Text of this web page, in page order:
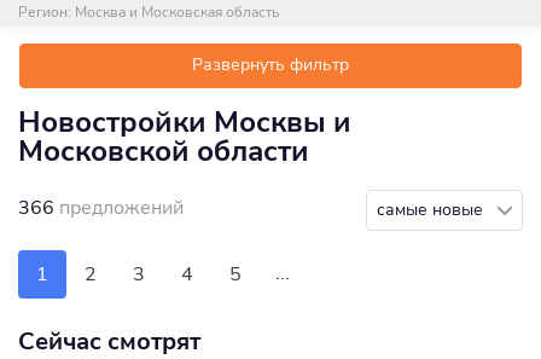
Регион: Москва и Московская область
Развернуть фильтр
Новостройки Москвы и
Московской области
366 предложений самые новые
1 2 3 4 5 ...
Сейчас смотрят